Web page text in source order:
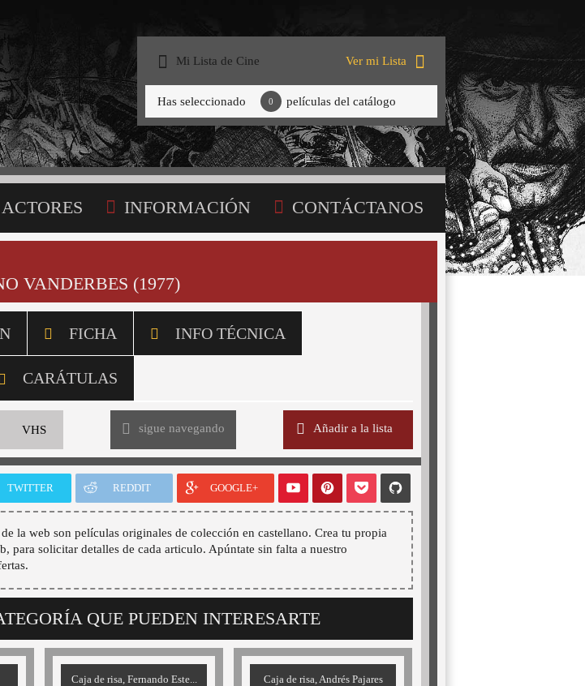
Mi Lista de Cine Ver mi Lista
Has seleccionado 0 películas del catálogo
INFORMACIÓN CONTÁCTANOS
VANDERBES (1977)
FICHA INFO TÉCNICA
CARÁTULAS
VHS sigue navegando Añadir a la lista
TWITTER REDDIT GOOGLE+
la web son películas originales de colección en castellano. Crea tu propia
para solicitar detalles de cada articulo. Apúntate sin falta a nuestro
QUE PUEDEN INTERESARTE
Caja de risa, Fernando Este...
Caja de risa, Andrés Pajares